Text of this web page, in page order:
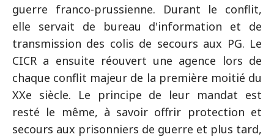
guerre franco-prussienne. Durant le conflit,
elle servait de bureau d'information et de
transmission des colis de secours aux PG. Le
CICR a ensuite réouvert une agence lors de
chaque conflit majeur de la première moitié du
XXe siècle. Le principe de leur mandat est
resté le même, à savoir offrir protection et
secours aux prisonniers de guerre et plus tard,